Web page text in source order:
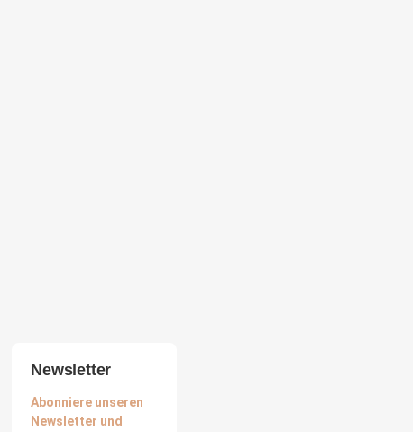
Newsletter
Abonniere unseren
Newsletter und